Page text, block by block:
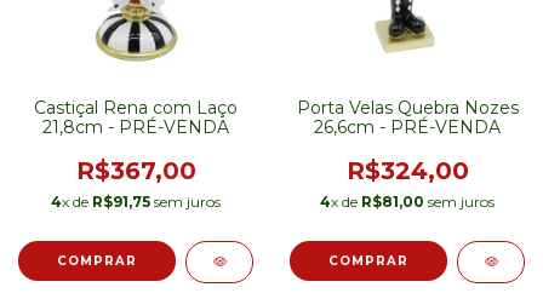
Castiçal Rena com Laço
21,8cm - PRÉ-VENDA
R$367,00
4x de R$91,75 sem juros
Porta Velas Quebra Nozes
26,6cm - PRÉ-VENDA
R$324,00
4x de R$81,00 sem juros